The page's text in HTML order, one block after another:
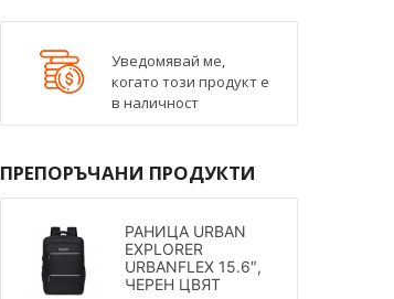
Уведомявай ме,
когато този продукт е
в наличност
ПРЕПОРЪЧАНИ ПРОДУКТИ
РАНИЦА URBAN
EXPLORER
URBANFLEX 15.6″,
ЧЕРЕН ЦВЯТ